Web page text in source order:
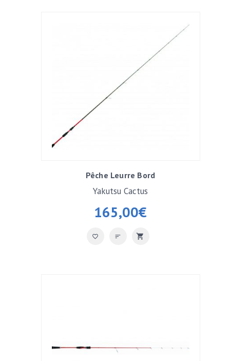
Pêche Leurre Bord
165,00€
Yakutsu Cactus